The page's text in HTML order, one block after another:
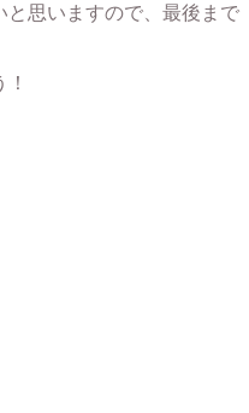
と思いますので、最後まで